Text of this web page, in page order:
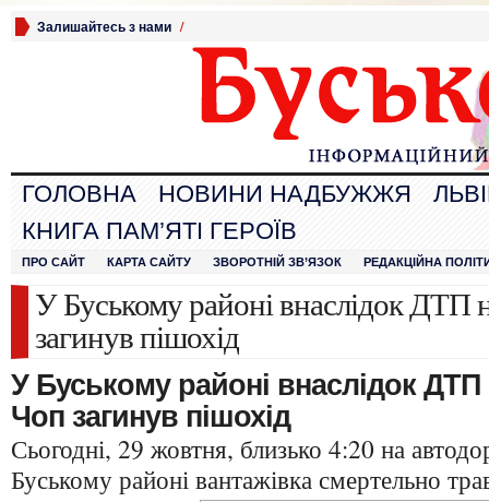
Залишайтесь з нами /
ГОЛОВНА НОВИНИ НАДБУЖЖЯ
КНИГА ПАМ’ЯТІ ГЕРОЇВ
ПРО САЙТ КАРТА САЙТУ ЗВОРОТНІЙ ЗВ’ЯЗОК РЕДАКЦІЙНА
У Буському районі внаслідок ДТП
загинув пішохід
У Буському районі внаслідок ДТП
Чоп загинув пішохід
Сьогодні, 29 жовтня, близько 4:20 на
Буському районі вантажівка смертельно